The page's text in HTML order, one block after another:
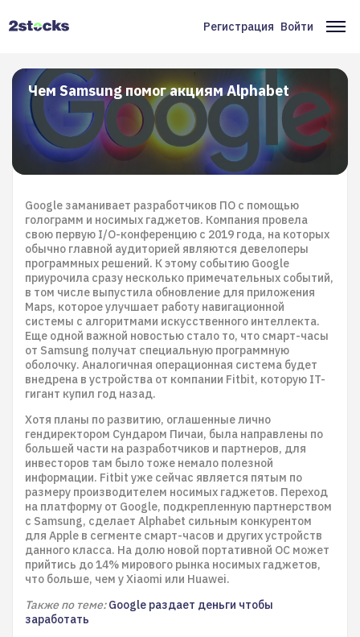
Меню
учётной
записи
пользователя
Регистрация Войти
Чем Samsung помог акциям Alphabet
Google заманивает разработчиков ПО с помощью
голограмм и носимых гаджетов. Компания провела
свою первую I/O-конференцию с 2019 года, на которых
обычно главной аудиторией являются девелоперы
программных решений. К этому событию Google
приурочила сразу несколько примечательных событий,
в том числе выпустила обновление для приложения
Maps, которое улучшает работу навигационной
системы с алгоритмами искусственного интеллекта.
Еще одной важной новостью стало то, что смарт-часы
от Samsung получат специальную программную
оболочку. Аналогичная операционная система будет
внедрена в устройства от компании Fitbit, которую IT-
гигант купил год назад.
Хотя планы по развитию, оглашенные лично
гендиректором Сундаром Пичаи, была направлены по
большей части на разработчиков и партнеров, для
инвесторов там было тоже немало полезной
информации. Fitbit уже сейчас является пятым по
размеру производителем носимых гаджетов. Переход
на платформу от Google, подкрепленную партнерством
с Samsung, сделает Alphabet сильным конкурентом
для Apple в сегменте смарт-часов и других устройств
данного класса. На долю новой портативной ОС может
прийтись до 14% мирового рынка носимых гаджетов,
что больше, чем у Xiaomi или Huawei.
Также по теме: Google раздает деньги чтобы
заработать